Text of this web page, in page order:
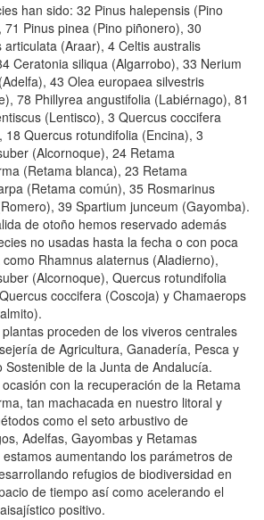
han sido: 32 Pinus halepensis (Pino
71 Pinus pinea (Pino piñonero), 30
articulata (Araar), 4 Celtis australis
Ceratonia siliqua (Algarrobo), 33 Nerium
43 Olea europaea silvestris
78 Phillyrea angustifolia (Labiérnago), 81
(Lentisco), 3 Quercus coccifera
18 Quercus rotundifolia (Encina), 3
(Alcornoque), 24 Retama
(Retama blanca), 23 Retama
(Retama común), 35 Rosmarinus
39 Spartium junceum (Gayomba).
de otoño hemos reservado además
no usadas hasta la fecha o con poca
Rhamnus alaternus (Aladierno),
(Alcornoque), Quercus rotundifolia
coccifera (Coscoja) y Chamaerops
proceden de los viveros centrales
de Agricultura, Ganadería, Pesca y
Sostenible de la Junta de Andalucía.
con la recuperación de la Retama
tan machacada en nuestro litoral y
como el seto arbustivo de
Adelfas, Gayombas y Retamas
aumentando los parámetros de
refugios de biodiversidad en
de tiempo así como acelerando el
positivo.